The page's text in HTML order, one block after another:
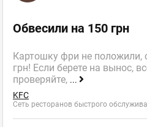
Обвесили на 150 грн
Картошку фри не положили,
грн! Если берете на вынос,
проверяйте, ...
KFC
Сеть ресторанов быстрого